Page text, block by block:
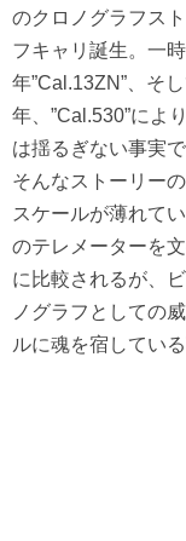
のクロノグラフス
フキャリ誕生。一
年”Cal.13ZN”、そ
年、”Cal.530”によ
は揺るぎない事実で
そんなストーリー
スケールが薄れて
のテレメーターを
に比較されるが、
ノグラフとしての
ルに魂を宿してい